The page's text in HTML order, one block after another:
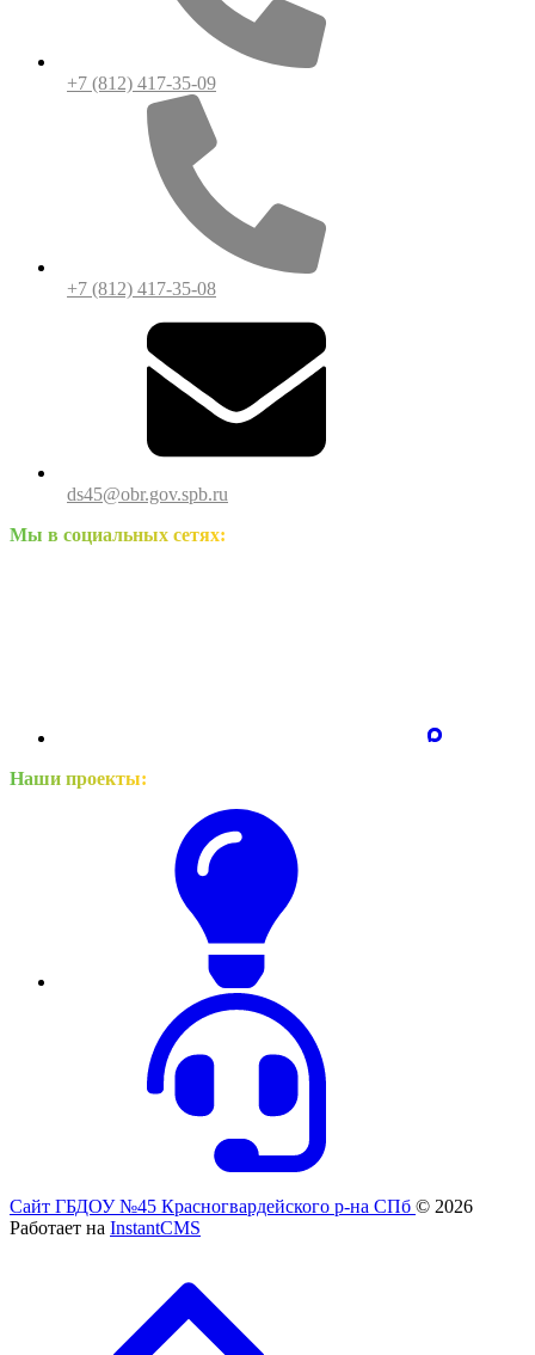
+7 (812) 417-35-09
+7 (812) 417-35-08
ds45@obr.gov.spb.ru
Мы в социальных сетях:
Наши проекты:
Сайт ГБДОУ №45 Красногвардейского р-на СПб © 2026
Работает на InstantCMS